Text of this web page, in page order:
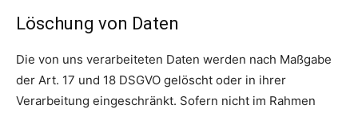
Löschung von Daten
Die von uns verarbeiteten Daten werden nach Maßgabe
der Art. 17 und 18 DSGVO gelöscht oder in ihrer
Verarbeitung eingeschränkt. Sofern nicht im Rahmen